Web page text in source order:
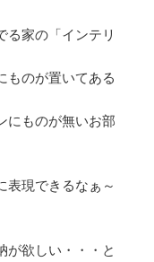
る家の「インテリ
ものが置いてある
にものが無いお部
表現できるなぁ～
が欲しい・・・と